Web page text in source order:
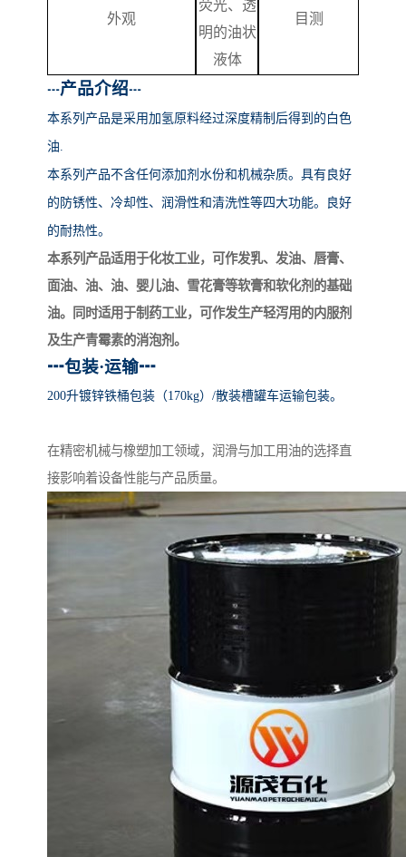
外观
荧光、透
明的油状
液体
目测
┅产品介绍┅
本系列产品是采用加氢原料经过深度精制后得到的白色
油.
本系列产品不含任何添加剂水份和机械杂质。具有良好
的防锈性、冷却性、润滑性和清洗性等四大功能。良好
的耐热性。
本系列产品适用于化妆工业，可作发乳、发油、唇膏、
面油、油、油、婴儿油、雪花膏等软膏和软化剂的基础
油。同时适用于制药工业，可作发生产轻泻用的内服剂
及生产青霉素的消泡剂。
┅包装·运输┅
200升镀锌铁桶包装（170kg）/散装槽罐车运输包装。
在精密机械与橡塑加工领域，润滑与加工用油的选择直
接影响着设备性能与产品质量。